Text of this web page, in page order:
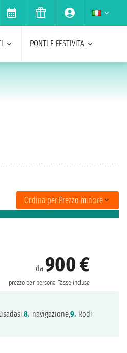
PONTI E FESTIVITA
Ordina per:Prezzo minore
da 900 €
prezzo per persona Tasse incluse
8. navigazione,9. Rodi,